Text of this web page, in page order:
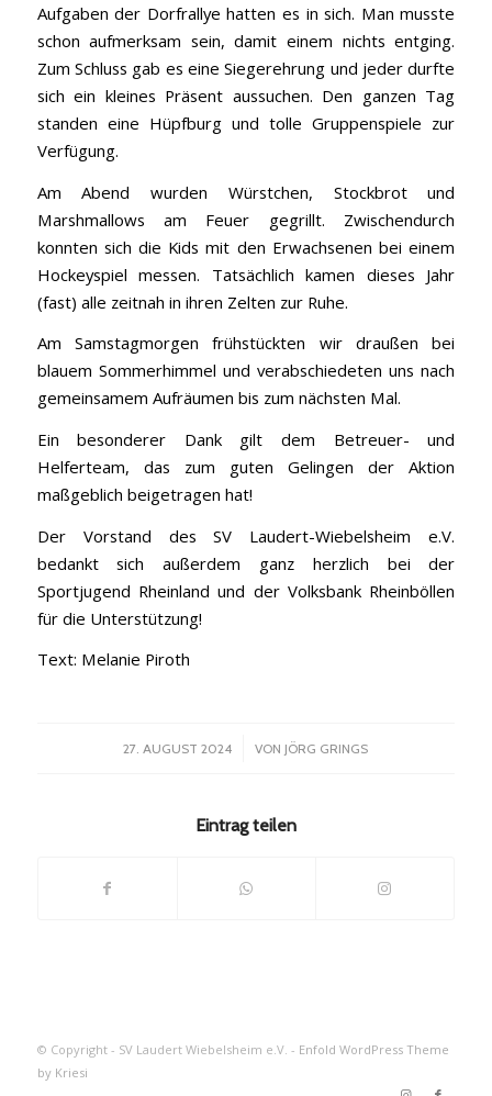
Aufgaben der Dorfrallye hatten es in sich. Man musste
schon aufmerksam sein, damit einem nichts entging.
Zum Schluss gab es eine Siegerehrung und jeder durfte
sich ein kleines Präsent aussuchen. Den ganzen Tag
standen eine Hüpfburg und tolle Gruppenspiele zur
Verfügung.
Am Abend wurden Würstchen, Stockbrot und
Marshmallows am Feuer gegrillt. Zwischendurch
konnten sich die Kids mit den Erwachsenen bei einem
Hockeyspiel messen. Tatsächlich kamen dieses Jahr
(fast) alle zeitnah in ihren Zelten zur Ruhe.
Am Samstagmorgen frühstückten wir draußen bei
blauem Sommerhimmel und verabschiedeten uns nach
gemeinsamem Aufräumen bis zum nächsten Mal.
Ein besonderer Dank gilt dem Betreuer- und
Helferteam, das zum guten Gelingen der Aktion
maßgeblich beigetragen hat!
Der Vorstand des SV Laudert-Wiebelsheim e.V.
bedankt sich außerdem ganz herzlich bei der
Sportjugend Rheinland und der Volksbank Rheinböllen
für die Unterstützung!
Text: Melanie Piroth
27. AUGUST 2024
/ VON JÖRG GRINGS
Eintrag teilen
© Copyright - SV Laudert Wiebelsheim e.V. - Enfold WordPress Theme
by Kriesi